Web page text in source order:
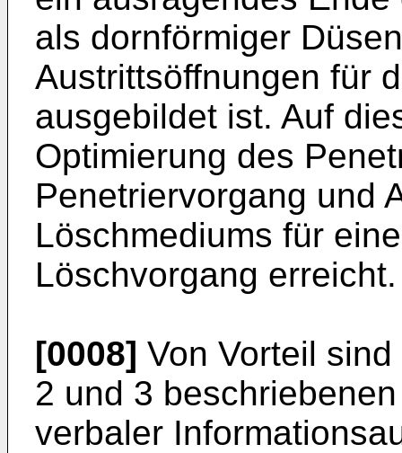
als dornförmiger
Austrittsöffnungen für
ausgebildet ist. Auf
Optimierung des
Penetriervorgang und
Löschmediums für
Löschvorgang erreicht.
[0008] Von Vorteil
2 und 3
verbaler